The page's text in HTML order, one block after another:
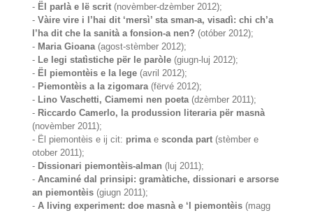
- Ël parlà e lë scrit (novèmber-dzèmber 2012);
-Vàire vire i l’hai dit ‘mersì’ sta sman-a, visadì: chi ch’a
l’ha dit che la sanità a fonsion-a nen? (otóber 2012);
- Maria Gioana(agost-stèmber 2012);
- Le legi statìstiche për le paròle (giugn-luj 2012);
- Ël piemontèis e la lege (avril 2012);
- Piemontèis a la zigomara(fërvé 2012);
- Lino Vaschetti, Ciamemi nen poeta(dzèmber 2011);
- Riccardo Camerlo, la produssion literaria për masnà
(novèmber 2011);
- Ël piemontèis e ij cit: primaesconda part (stèmber e
otober 2011);
- Dissionari piemontèis-alman (luj 2011);
-Ancaminé dal prinsipi: gramàtiche, dissionari e arsorse
an piemontèis (giugn 2011);
-A living experiment: doe masnà e ‘l piemontèis (magg